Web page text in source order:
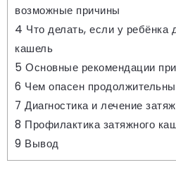
возможные причины
4 Что делать, если у ребёнка
кашель
5 Основные рекомендации
6 Чем опасен
7 Диагностика и лечение
8 Профилактика затяжного
9 Вывод